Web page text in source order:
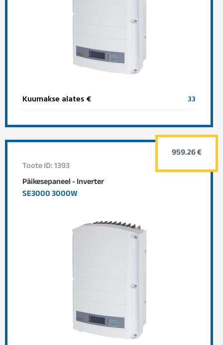
Kuumakse alates € 33
Toote ID: 1393
Päikesepaneel - Inverter
SE3000 3000W
959.26 €